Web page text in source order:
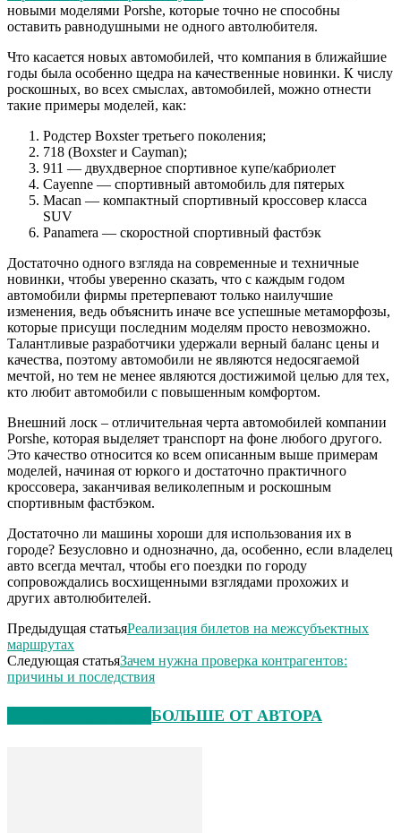
новыми моделями Porshe, которые точно не способны
оставить равнодушными не одного автолюбителя.
Что касается новых автомобилей, что компания в ближайшие
годы была особенно щедра на качественные новинки. К числу
роскошных, во всех смыслах, автомобилей, можно отнести
такие примеры моделей, как:
Родстер Boxster третьего поколения;
718 (Boxster и Cayman);
911 — двухдверное спортивное купе/кабриолет
Cayenne — спортивный автомобиль для пятерых
Macan — компактный спортивный кроссовер класса
SUV
Panamera — скоростной спортивный фастбэк
Достаточно одного взгляда на современные и техничные
новинки, чтобы уверенно сказать, что с каждым годом
автомобили фирмы претерпевают только наилучшие
изменения, ведь объяснить иначе все успешные метаморфозы,
которые присущи последним моделям просто невозможно.
Талантливые разработчики удержали верный баланс цены и
качества, поэтому автомобили не являются недосягаемой
мечтой, но тем не менее являются достижимой целью для тех,
кто любит автомобили с повышенным комфортом.
Внешний лоск – отличительная черта автомобилей компании
Porshe, которая выделяет транспорт на фоне любого другого.
Это качество относится ко всем описанным выше примерам
моделей, начиная от юркого и достаточно практичного
кроссовера, заканчивая великолепным и роскошным
спортивным фастбэком.
Достаточно ли машины хороши для использования их в
городе? Безусловно и однозначно, да, особенно, если владелец
авто всегда мечтал, чтобы его поездки по городу
сопровождались восхищенными взглядами прохожих и
других автолюбителей.
Предыдущая статьяРеализация билетов на межсубъектных
маршрутах
Следующая статьяЗачем нужна проверка контрагентов:
причины и последствия
БОЛЬШЕ ОТ АВТОРА